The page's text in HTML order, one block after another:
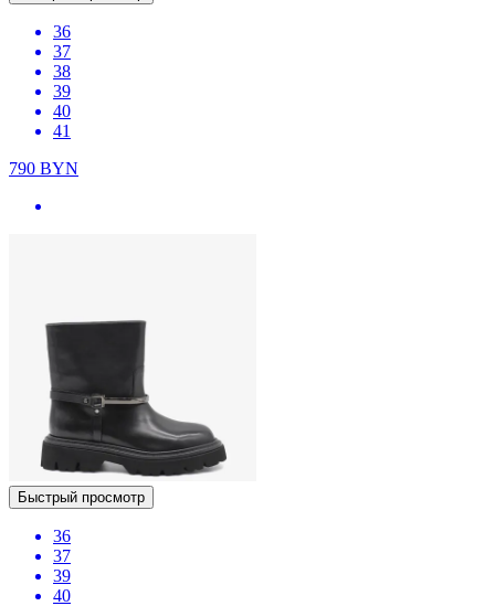
36
37
38
39
40
41
790 BYN
Быстрый просмотр
36
37
39
40